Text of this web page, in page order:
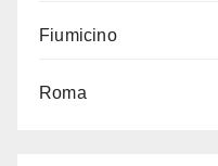
Fiumicino
Roma